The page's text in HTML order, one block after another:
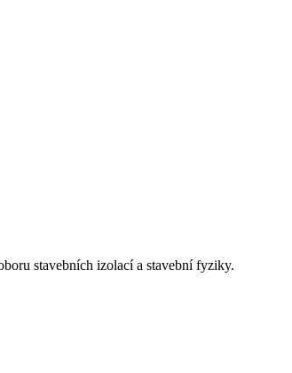
stavebních izolací a stavební fyziky.